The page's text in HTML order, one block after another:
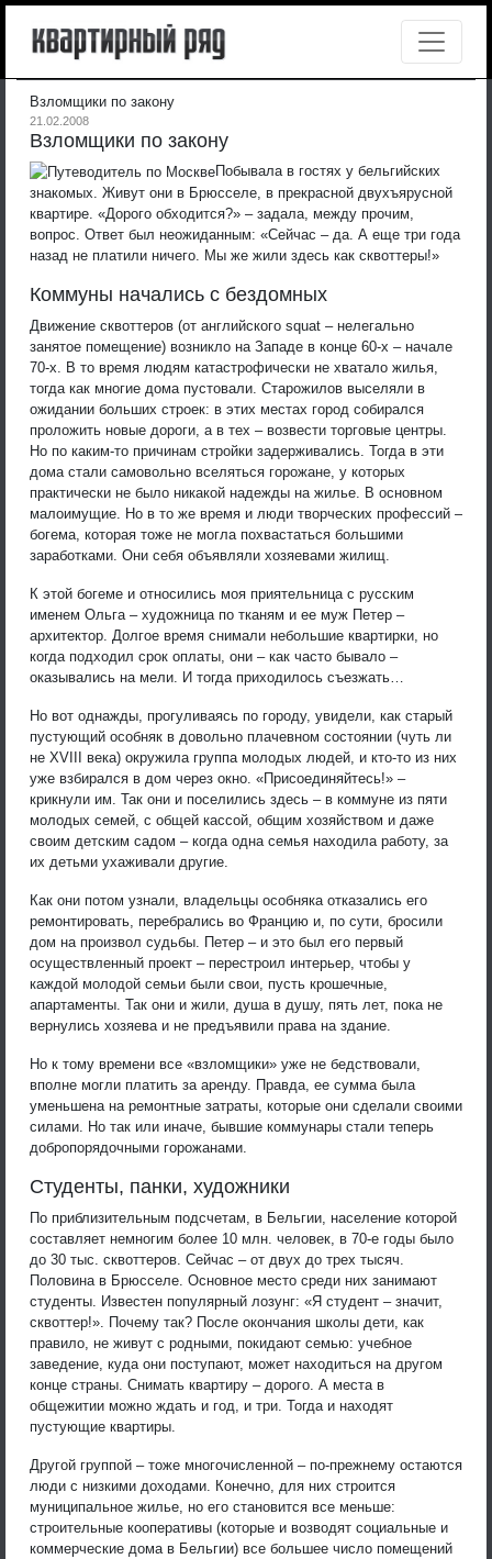
Взломщики по закону
21.02.2008
Взломщики по закону
Побывала в гостях у бельгийских
знакомых. Живут они в Брюсселе, в прекрасной двухъярусной
квартире. «Дорого обходится?» – задала, между прочим,
вопрос. Ответ был неожиданным: «Сейчас – да. А еще три года
назад не платили ничего. Мы же жили здесь как сквоттеры!»
Коммуны начались с бездомных
Движение сквоттеров (от английского squat – нелегально
занятое помещение) возникло на Западе в конце 60-х – начале
70-х. В то время людям катастрофически не хватало жилья,
тогда как многие дома пустовали. Старожилов выселяли в
ожидании больших строек: в этих местах город собирался
проложить новые дороги, а в тех – возвести торговые центры.
Но по каким-то причинам стройки задерживались. Тогда в эти
дома стали самовольно вселяться горожане, у которых
практически не было никакой надежды на жилье. В основном
малоимущие. Но в то же время и люди творческих профессий –
богема, которая тоже не могла похвастаться большими
заработками. Они себя объявляли хозяевами жилищ.
К этой богеме и относились моя приятельница с русским
именем Ольга – художница по тканям и ее муж Петер –
архитектор. Долгое время снимали небольшие квартирки, но
когда подходил срок оплаты, они – как часто бывало –
оказывались на мели. И тогда приходилось съезжать…
Но вот однажды, прогуливаясь по городу, увидели, как старый
пустующий особняк в довольно плачевном состоянии (чуть ли
не XVIII века) окружила группа молодых людей, и кто-то из них
уже взбирался в дом через окно. «Присоединяйтесь!» –
крикнули им. Так они и поселились здесь – в коммуне из пяти
молодых семей, с общей кассой, общим хозяйством и даже
своим детским садом – когда одна семья находила работу, за
их детьми ухаживали другие.
Как они потом узнали, владельцы особняка отказались его
ремонтировать, перебрались во Францию и, по сути, бросили
дом на произвол судьбы. Петер – и это был его первый
осуществленный проект – перестроил интерьер, чтобы у
каждой молодой семьи были свои, пусть крошечные,
апартаменты. Так они и жили, душа в душу, пять лет, пока не
вернулись хозяева и не предъявили права на здание.
Но к тому времени все «взломщики» уже не бедствовали,
вполне могли платить за аренду. Правда, ее сумма была
уменьшена на ремонтные затраты, которые они сделали своими
силами. Но так или иначе, бывшие коммунары стали теперь
добропорядочными горожанами.
Студенты, панки, художники
По приблизительным подсчетам, в Бельгии, население которой
составляет немногим более 10 млн. человек, в 70-е годы было
до 30 тыс. сквоттеров. Сейчас – от двух до трех тысяч.
Половина в Брюсселе. Основное место среди них занимают
студенты. Известен популярный лозунг: «Я студент – значит,
сквоттер!». Почему так? После окончания школы дети, как
правило, не живут с родными, покидают семью: учебное
заведение, куда они поступают, может находиться на другом
конце страны. Снимать квартиру – дорого. А места в
общежитии можно ждать и год, и три. Тогда и находят
пустующие квартиры.
Другой группой – тоже многочисленной – по-прежнему остаются
люди с низкими доходами. Конечно, для них строится
муниципальное жилье, но его становится все меньше:
строительные кооперативы (которые и возводят социальные и
коммерческие дома в Бельгии) все большее число помещений